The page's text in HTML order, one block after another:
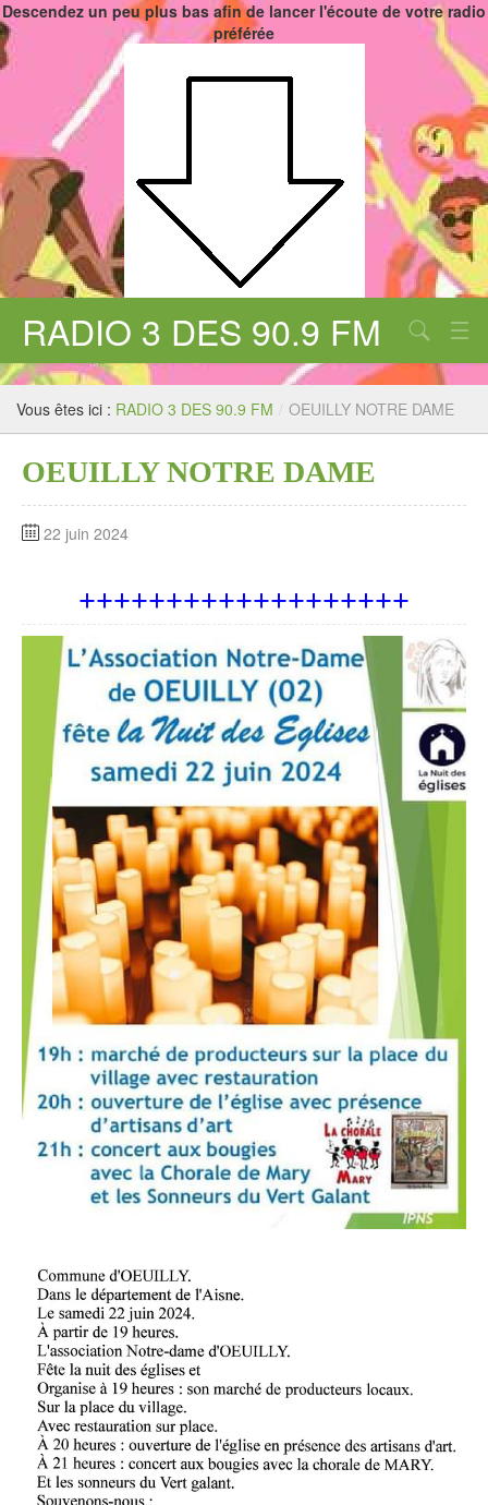
Descendez un peu plus bas afin de lancer l'écoute de votre radio
préférée
RADIO 3 DES 90.9 FM
Aucune catégorie
Chercher
Vous êtes ici : RADIO 3 DES 90.9 FM / OEUILLY NOTRE DAME
OEUILLY NOTRE DAME
22 juin 2024
+++++++++++++++++++